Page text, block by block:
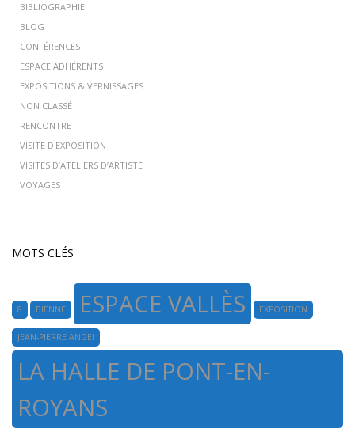
BIBLIOGRAPHIE
BLOG
CONFÉRENCES
ESPACE ADHÉRENTS
EXPOSITIONS & VERNISSAGES
NON CLASSÉ
RENCONTRE
VISITE D'EXPOSITION
VISITES D’ATELIERS D’ARTISTE
VOYAGES
MOTS CLÉS
8 BIENNE ESPACE VALLÈS EXPOSITION
JEAN-PIERRE ANGEI
LA HALLE DE PONT-EN-
ROYANS